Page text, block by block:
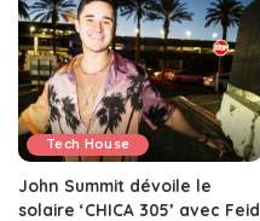
Tech House
John Summit dévoile le
solaire ‘CHICA 305’ avec Feid